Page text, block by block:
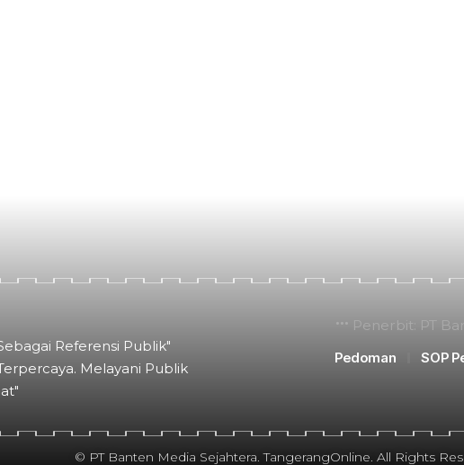
Referensi Publik"
Melayani Publik
Penerbit: PT
Pedoman
SOP
© PT Banten Media Sejahtera. TangerangOnline. All Rights